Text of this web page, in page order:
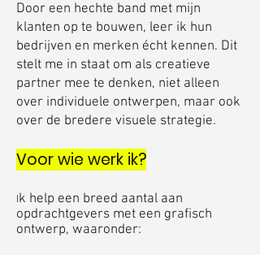
Door een hechte band met mijn
klanten op te bouwen, leer ik hun
bedrijven en merken écht kennen. Dit
stelt me in staat om als creatieve
partner mee te denken, niet alleen
over individuele ontwerpen, maar ook
over de bredere visuele strategie.
Voor wie werk ik?
Ik help een breed aantal aan
opdrachtgevers met een grafisch
ontwerp, waaronder: